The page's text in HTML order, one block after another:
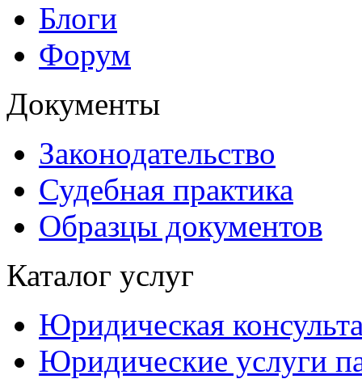
Блоги
Форум
Документы
Законодательство
Судебная практика
Образцы документов
Каталог услуг
Юридическая
Юридические услуги